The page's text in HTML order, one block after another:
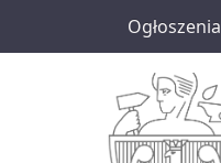
Ogłoszenia